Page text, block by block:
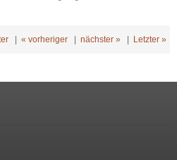
« vorheriger nächster » Letzter »